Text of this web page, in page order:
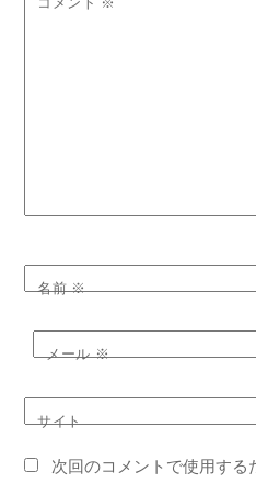
名前※
メール※
サイト
次回のコメントで使用する